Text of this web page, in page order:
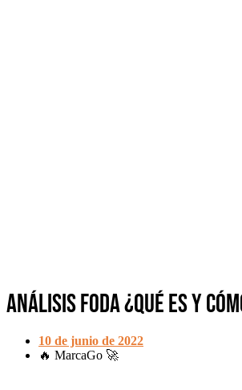
Análisis FODA ¿Qué es y
10 de junio de 2022
🔥 MarcaGo 🚀